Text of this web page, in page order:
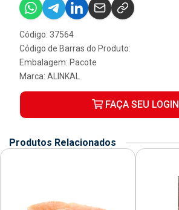
Código: 37564
Código de Barras do Produto:
Embalagem: Pacote
Marca: ALINKAL
FAÇA SEU LOGIN
Produtos Relacionados